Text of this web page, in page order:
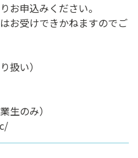
お申込みください。
お受けできかねますのでご
扱い）
生のみ）